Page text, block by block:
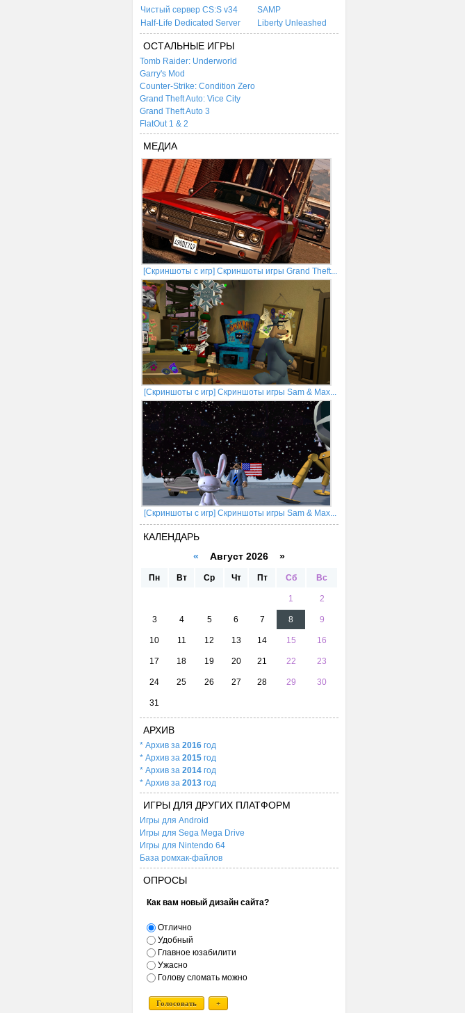
Чистый сервер CS:S v34
SAMP
Half-Life Dedicated Server
Liberty Unleashed
ОСТАЛЬНЫЕ ИГРЫ
Tomb Raider: Underworld
Garry's Mod
Counter-Strike: Condition Zero
Grand Theft Auto: Vice City
Grand Theft Auto 3
FlatOut 1 & 2
МЕДИА
[Скриншоты с игр] Скриншоты игры Grand Theft...
[Скриншоты с игр] Скриншоты игры Sam & Max...
[Скриншоты с игр] Скриншоты игры Sam & Max...
КАЛЕНДАРЬ
« Август 2026 »
Пн Вт Ср Чт Пт Сб Вс
1 2
3 4 5 6 7 8 9
10 11 12 13 14 15 16
17 18 19 20 21 22 23
24 25 26 27 28 29 30
31
АРХИВ
* Архив за 2016 год
* Архив за 2015 год
* Архив за 2014 год
* Архив за 2013 год
ИГРЫ ДЛЯ ДРУГИХ ПЛАТФОРМ
Игры для Android
Игры для Sega Mega Drive
Игры для Nintendo 64
База ромхак-файлов
ОПРОСЫ
Как вам новый дизайн сайта?
Отлично
Удобный
Главное юзабилити
Ужасно
Голову сломать можно
Голосовать +